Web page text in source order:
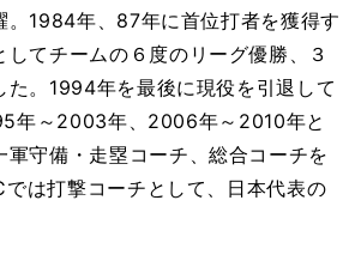
。1984年、87年に首位打者を獲得す
してチームの６度のリーグ優勝、３
た。1994年を最後に現役を引退して
年～2003年、2006年～2010年と
軍守備・走塁コーチ、総合コーチを
は打撃コーチとして、日本代表の